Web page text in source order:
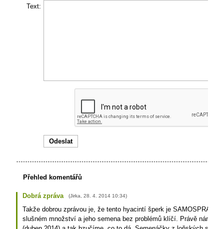
Text:
Přehled komentářů
Dobrá zpráva (Jirka 28. 4. 2014 10:34)
Takže dobrou zprávou je, že tento hyacintí šperk je
slušném množství a jeho semena bez problémů klíčí. Právě nám